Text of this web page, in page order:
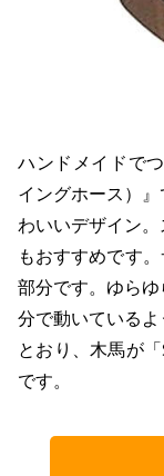
ハンドメイドで
イングホース）
わいいデザイン
もおすすめです
部分です。ゆら
分で動いている
とおり、木馬が
です。